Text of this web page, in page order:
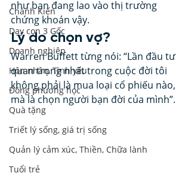
Chánh Kiến
Dạy con 3 Gốc
Doanh nghiệp
Hôn nhân, Tình yêu
Đông phương học
Quà tặng
Triết lý sống, giá trị sống
Quản lý cảm xúc, Thiền, Chữa lành
Tuổi trẻ
như bạn đang lao vào thị trường
chứng khoán vậy.
Lý do chọn vợ?
Warren Buffett từng nói: “Lần đầu tư
quan trọng nhất trong cuộc đời tôi
không phải là mua loại cổ phiếu nào,
mà là chọn người bạn đời của mình”.